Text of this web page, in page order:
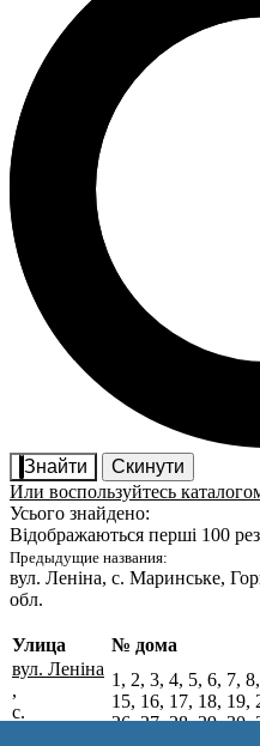
Знайти
Скинути
Или воспользуйтесь
Усього знайдено:
Відображаються перші 100
Предыдущие названия:
вул. Леніна, с. Маринське,
обл.
Улица № дома
вул. Леніна
,
с.
1, 2, 3, 4, 5, 6, 7,
15, 16, 17, 18, 19,
26, 27, 28, 29, 30,